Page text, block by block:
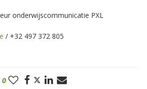
onderwijscommunicatie PXL
/ +32 497 372 805
0